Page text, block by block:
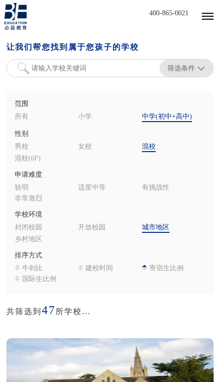
400-865-0021
让我们帮您找到属于您孩子的学校
筛选条件
范围
所有
小学 中学(初中+高中)
性别
男校
女校
混校
混校(6F)
申请难度
较弱
适度中等
有挑战性
非常激烈
学校环境
封闭校园
开放校园
城市地区
乡村地区
排序方式
牛剑比
建校时间
寄宿生比例
国际生比例
共筛选到47所学校...